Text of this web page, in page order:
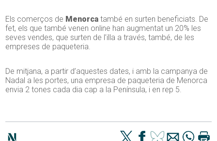
Els comerços de Menorca també en surten beneficiats. De
fet, els que també venen online han augmentat un 20% les
seves vendes, que surten de l’illa a través, també, de les
empreses de paqueteria.
De mitjana, a partir d’aquestes dates, i amb la campanya de
Nadal a les portes, una empresa de paqueteria de Menorca
envia 2 tones cada dia cap a la Península, i en rep 5.